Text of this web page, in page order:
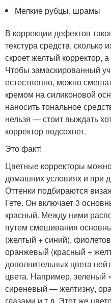
Мелкие рубцы, шрамы
В коррекции дефектов
текстура средств,
скроет желтый
Чтобы замаскированный
естественно, можно
кремом на силиконовой
наносить тональное
нельзя — стоит выждать
корректор подсохнет.
Это факт!
Цветные корректоры
домашних условиях и при
Оттенки подбираются
Гете. Он включает 3
красный. Между ними
путем смешивания
(желтый + синий),
оранжевый (красный +
дополнительных цвета
цвета. Например, зеленый
сиреневый — желтизну,